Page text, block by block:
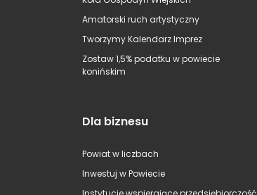
Amatorski ruch artystyczny
Tworzymy Kalendarz Imprez
Zostaw 1,5% podatku w powiecie
konińskim
Dla biznesu
Powiat w liczbach
Inwestuj w Powiecie